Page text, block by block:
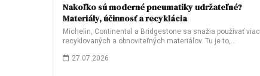
Nakoľko sú moderné pneumatiky udržateľné?
Materiály, účinnosť a recyklácia
Michelin, Continental a Bridgestone sa snažia používať viac
recyklovaných a obnoviteľných materiálov. Tu je to,…
27.07.2026